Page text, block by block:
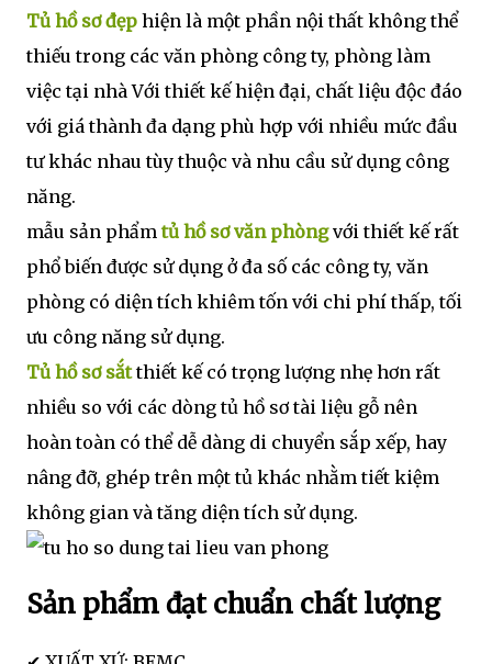
Tủ hồ sơ đẹp hiện là một phần nội thất không thể
thiếu trong các văn phòng công ty, phòng làm
việc tại nhà Với thiết kế hiện đại, chất liệu độc đáo
với giá thành đa dạng phù hợp với nhiều mức đầu
tư khác nhau tùy thuộc và nhu cầu sử dụng công
năng.
mẫu sản phẩmtủ hồ sơ văn phòngvới thiết kế rất
phổ biến được sử dụng ở đa số các công ty, văn
phòng có diện tích khiêm tốn với chi phí thấp, tối
ưu công năng sử dụng.
Tủ hồ sơ sắtthiết kế có trọng lượng nhẹ hơn rất
nhiều so với các dòng tủ hồ sơ tài liệu gỗ nên
hoàn toàn có thể dễ dàng di chuyển sắp xếp, hay
nâng đỡ, ghép trên một tủ khác nhằm tiết kiệm
không gian và tăng diện tích sử dụng.
Sản phẩm đạt chuẩn chất lượng